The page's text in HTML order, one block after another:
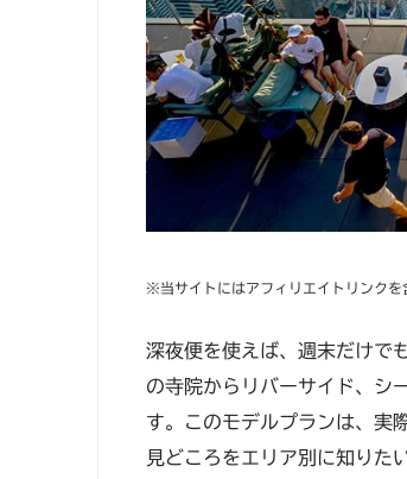
※当サイトにはアフィリエイトリンクを
深夜便を使えば、週末だけで
の寺院からリバーサイド、シ
す。このモデルプランは、実
見どころをエリア別に知りた